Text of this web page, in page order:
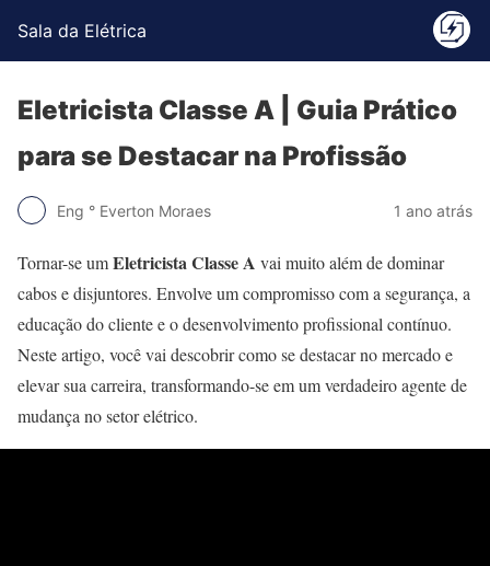
Sala da Elétrica
Eletricista Classe A | Guia Prático
para se Destacar na Profissão
Eng ° Everton Moraes 1 ano atrás
Tornar-se umEletricista Classe A vai muito além de dominar
cabos e disjuntores. Envolve um compromisso com a segurança, a
educação do cliente e o desenvolvimento profissional contínuo.
Neste artigo, você vai descobrir como se destacar no mercado e
elevar sua carreira, transformando-se em um verdadeiro agente de
mudança no setor elétrico.